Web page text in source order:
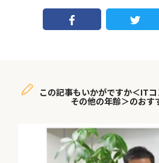
この記事もいかがですか＜IT
その他の年齢＞のおす